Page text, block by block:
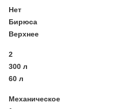
Нет
Бирюса
Верхнее
2
300 л
60 л
Механическое